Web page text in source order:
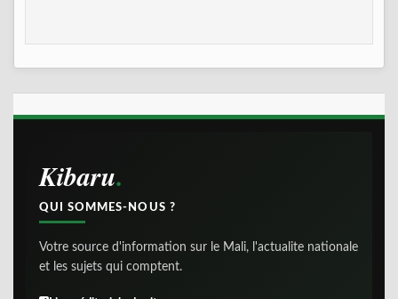
Kibaru
QUI SOMMES-NOUS ?
Votre source d'information sur le Mali, l'actualite nationale
et les sujets qui comptent.